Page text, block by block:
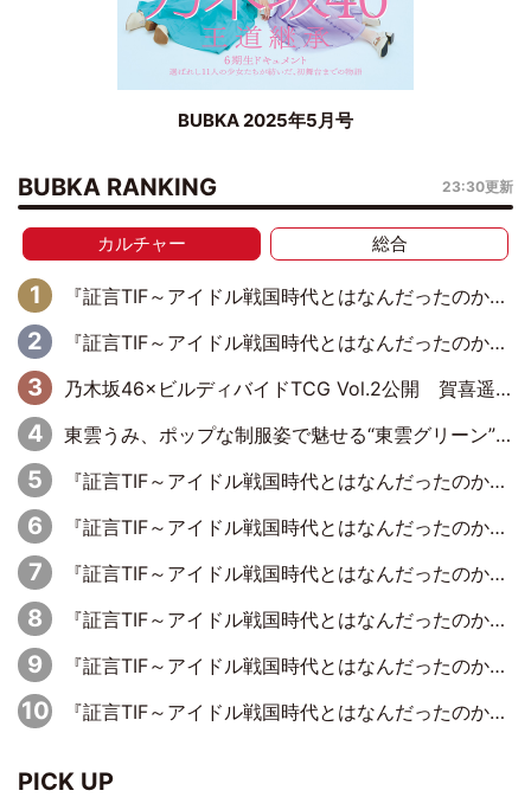
BUBKA 2025年5月号
BUBKA RANKING 23:30更新
カルチャー 総合
『証言TIF～アイドル戦国時代とはなんだったのか～』第11回：私立恵比寿中学・真山りか×安本彩花「TIFで10年ぶりのキョンシーメイクをしたら、場を完全に引かせてしまって。時代が変わったんだなって」
『証言TIF～アイドル戦国時代とはなんだったのか～』第10回：さくら学院・武藤彩未×飯田らうら「正直、中3で辞めるというのを信じてなくて。そう言われてはいたけど、嘘でしょって」
乃木坂46×ビルディバイドTCG Vol.2公開 賀喜遥香＆田村真佑が『京まふ』ステージに登壇
東雲うみ、ポップな制服姿で魅せる“東雲グリーン”の正体
『証言TIF～アイドル戦国時代とはなんだったのか～』第8回：Negicco・Nao☆×Megu×Kaede「東京からオファーが来たのと、梨の皮剥きとどっちが大事なんだって」
『証言TIF～アイドル戦国時代とはなんだったのか～』第5回：元SUPER☆GiRLS・八坂沙織×宮崎理奈「パワープッシュアーティストみたいなのがあって、イトーヨーカドーさんがスポンサーについたり」
『証言TIF～アイドル戦国時代とはなんだったのか～』第7回：BiS・プー・ルイ×ミチバヤシリオ「誰もパンツは投げないですからね。でも、特に話題になった記憶もないです（笑）」
『証言TIF～アイドル戦国時代とはなんだったのか～』第2回【完全版】：元ぱすぽ☆・根岸愛×奥仲麻琴「……じつは、話はあったんですよ」復活宣言の約10カ月前に語っていた、再フライトの兆し
『証言TIF～アイドル戦国時代とはなんだったのか～』第1回：元アイドリング!!!・遠藤舞×森田涼花「ももクロを初めて見て、アイドリング!!!は無理だな、勝てないなって」
『証言TIF～アイドル戦国時代とはなんだったのか～』第2回：元ぱすぽ☆・根岸愛×奥仲麻琴「デビュー当初はペラペラの衣装をドンキで買って、装飾を自分たちで縫ってました」
PICK UP